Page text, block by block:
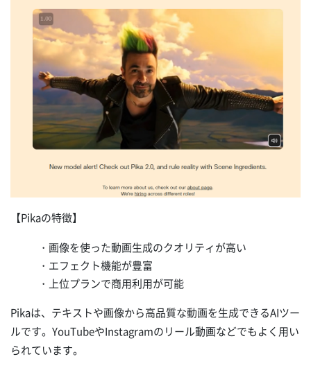
【Pikaの特徴】
・画像を使った動画生成のクオリティが高い
・エフェクト機能が豊富
・上位プランで商用利用が可能
Pikaは、テキストや画像から高品質な動画を生成できるAIツー
ルです。YouTubeやInstagramのリール動画などでもよく用い
られています。